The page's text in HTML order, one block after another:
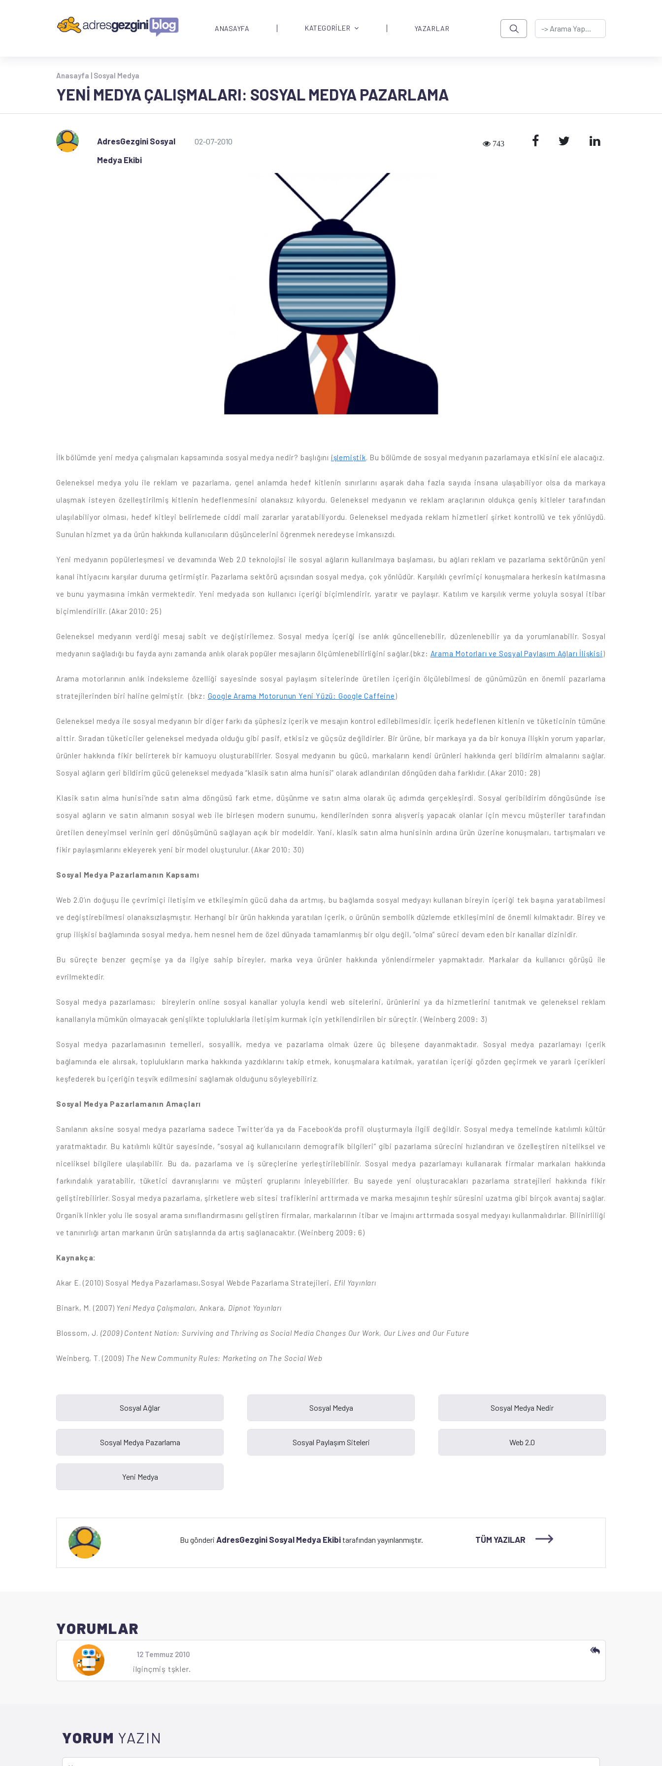
ANASAYFA KATEGORİLER YAZARLAR
Anasayfa | Sosyal Medya
YENI MEDYA ÇALIŞMALARI: SOSYAL MEDYA PAZARLAMA
AdresGezgini Sosyal
Medya Ekibi
02-07-2010 743
İlk bölümde yeni medya çalışmaları kapsamında sosyal medya nedir? başlığını işlemiştik . Bu bölümde de sosyal medyanın pazarlamaya etkisini ele alacağız.
Geleneksel medya yolu ile reklam ve pazarlama, genel anlamda hedef kitlenin sınırlarını aşarak daha fazla sayıda insana ulaşabiliyor olsa da markaya
ulaşmak isteyen özelleştirilmiş kitlenin hedeflenmesini olanaksız kılıyordu. Geleneksel medyanın ve reklam araçlarının oldukça geniş kitleler tarafından
ulaşılabiliyor olması, hedef kitleyi belirlemede ciddi mali zararlar yaratabiliyordu. Geleneksel medyada reklam hizmetleri şirket kontrollü ve tek yönlüydü.
Sunulan hizmet ya da ürün hakkında kullanıcıların düşüncelerini öğrenmek neredeyse imkansızdı.
Yeni medyanın popülerleşmesi ve devamında Web 2.0 teknolojisi ile sosyal ağların kullanılmaya başlaması, bu ağları reklam ve pazarlama sektörünün yeni
kanal ihtiyacını karşılar duruma getirmiştir. Pazarlama sektörü açısından sosyal medya, çok yönlüdür. Karşılıklı çevrimiçi konuşmalara herkesin katılmasına
ve bunu yaymasına imkân vermektedir. Yeni medyada son kullanıcı içeriği biçimlendirir, yaratır ve paylaşır. Katılım ve karşılık verme yoluyla sosyal itibar
biçimlendirilir. (Akar 2010: 25)
Geleneksel medyanın verdiği mesaj sabit ve değiştirilemez. Sosyal medya içeriği ise anlık güncellenebilir, düzenlenebilir ya da yorumlanabilir. Sosyal
medyanın sağladığı bu fayda aynı zamanda anlık olarak popüler mesajların ölçümlenebilirliğini sağlar.(bkz: Arama Motorları ve Sosyal Paylaşım Ağları İlişkisi)
Arama motorlarının anlık indeksleme özelliği sayesinde sosyal paylaşım sitelerinde üretilen içeriğin ölçülebilmesi de günümüzün en önemli pazarlama
stratejilerinden biri haline gelmiştir. (bkz: Google Arama Motorunun Yeni Yüzü: Google Caffeine)
Geleneksel medya ile sosyal medyanın bir diğer farkı da şüphesiz içerik ve mesajın kontrol edilebilmesidir. İçerik hedeflenen kitlenin ve tüketicinin tümüne
aittir. Sıradan tüketiciler geleneksel medyada olduğu gibi pasif, etkisiz ve güçsüz değildirler. Bir ürüne, bir markaya ya da bir konuya ilişkin yorum yaparlar,
ürünler hakkında fikir belirterek bir kamuoyu oluşturabilirler. Sosyal medyanın bu gücü, markaların kendi ürünleri hakkında geri bildirim almalarını sağlar.
Sosyal ağların geri bildirim gücü geleneksel medyada “klasik satın alma hunisi” olarak adlandırılan döngüden daha farklıdır. (Akar 2010: 28)
Klasik satın alma hunisi’nde satın alma döngüsü fark etme, düşünme ve satın alma olarak üç adımda gerçekleşirdi. Sosyal geribildirim döngüsünde ise
sosyal ağların ve satın almanın sosyal web ile birleşen modern sunumu, kendilerinden sonra alışveriş yapacak olanlar için mevcu müşteriler tarafından
üretilen deneyimsel verinin geri dönüşümünü sağlayan açık bir modeldir. Yani, klasik satın alma hunisinin ardına ürün üzerine konuşmaları, tartışmaları ve
fikir paylaşımlarını ekleyerek yeni bir model oluşturulur. (Akar 2010: 30)
Sosyal Medya Pazarlamanın Kapsamı
Web 2.0’ın doğuşu ile çevrimiçi iletişim ve etkileşimin gücü daha da artmış, bu bağlamda sosyal medyayı kullanan bireyin içeriği tek başına yaratabilmesi
ve değiştirebilmesi olanaksızlaşmıştır. Herhangi bir ürün hakkında yaratılan içerik, o ürünün sembolik düzlemde etkileşimini de önemli kılmaktadır. Birey ve
grup ilişkisi bağlamında sosyal medya, hem nesnel hem de özel dünyada tamamlanmış bir olgu değil, “olma” süreci devam eden bir kanallar dizinidir.
Bu süreçte benzer geçmişe ya da ilgiye sahip bireyler, marka veya ürünler hakkında yönlendirmeler yapmaktadır. Markalar da kullanıcı görüşü ile
evrilmektedir.
Sosyal medya pazarlaması; bireylerin online sosyal kanallar yoluyla kendi web sitelerini, ürünlerini ya da hizmetlerini tanıtmak ve geleneksel reklam
kanallarıyla mümkün olmayacak genişlikte topluluklarla iletişim kurmak için yetkilendirilen bir süreçtir. (Weinberg 2009: 3)
Sosyal medya pazarlamasının temelleri, sosyallik, medya ve pazarlama olmak üzere üç bileşene dayanmaktadır. Sosyal medya pazarlamayı içerik
bağlamında ele alırsak, toplulukların marka hakkında yazdıklarını takip etmek, konuşmalara katılmak, yaratılan içeriği gözden geçirmek ve yararlı içerikleri
keşfederek bu içeriğin teşvik edilmesini sağlamak olduğunu söyleyebiliriz.
Sosyal Medya Pazarlamanın Amaçları
Sanılanın aksine sosyal medya pazarlama sadece Twitter’da ya da Facebook’da profil oluşturmayla ilgili değildir. Sosyal medya temelinde katılımlı kültür
yaratmaktadır. Bu katılımlı kültür sayesinde, “sosyal ağ kullanıcıların demografik bilgileri” gibi pazarlama sürecini hızlandıran ve özelleştiren niteliksel ve
niceliksel bilgilere ulaşılabilir. Bu da, pazarlama ve iş süreçlerine yerleştirilebilinir. Sosyal medya pazarlamayı kullanarak firmalar markaları hakkında
farkındalık yaratabilir, tüketici davranışlarını ve müşteri gruplarını inleyebilirler. Bu sayede yeni oluşturacakları pazarlama stratejileri hakkında fikir
geliştirebilirler. Sosyal medya pazarlama, şirketlere web sitesi trafiklerini arttırmada ve marka mesajının teşhir süresini uzatma gibi birçok avantaj sağlar.
Organik linkler yolu ile sosyal arama sınıflandırmasını geliştiren firmalar, markalarının itibar ve imajını arttırmada sosyal medyayı kullanmalıdırlar. Bilinirliliği
ve tanınırlığı artan markanın ürün satışlarında da artış sağlanacaktır. (Weinberg 2009: 6)
Kaynakça:
Akar E. (2010) Sosyal Medya Pazarlaması,Sosyal Webde Pazarlama Stratejileri, Efil Yayınları
Binark, M. (2007) Yeni Medya Çalışmaları, Ankara, Dipnot Yayınları
Blossom, J. (2009) Content Nation: Surviving and Thriving as Social Media Changes Our Work, Our Lives and Our Future
Weinberg, T. (2009) The New Community Rules: Marketing on The Social Web
Bu gönderi AdresGezgini Sosyal Medya Ekibitarafından yayınlanmıştır. TÜM YAZILAR
YORUMLAR
12 Temmuz 2010
ilginçmiş tşkler.
YORUM YAZIN